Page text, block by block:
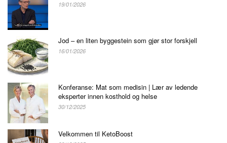
19/01/2026
Jod – en liten byggestein som gjør stor forskjell
16/01/2026
Konferanse: Mat som medisin | Lær av ledende
eksperter innen kosthold og helse
30/12/2025
Velkommen til KetoBoost